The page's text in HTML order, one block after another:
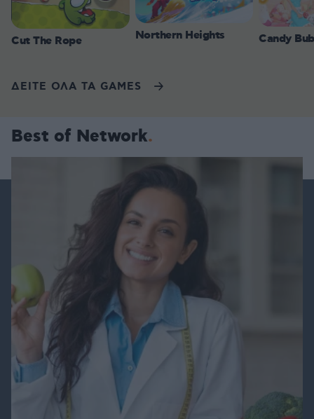
Cut The Rope Northern Heights Candy
ΔΕΙΤΕ ΟΛΑ ΤΑ GAMES
Best of Network